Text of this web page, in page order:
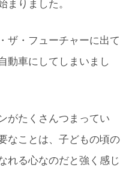
まりました。
ザ・フューチャーに出て
動車にしてしまいまし
がたくさんつまってい
なことは、子どもの頃の
れる心なのだと強く感じ